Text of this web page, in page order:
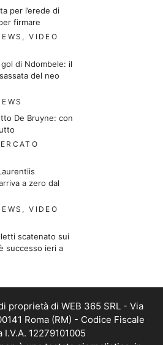
per l’erede di
firmare
,VIDEO
di Ndombele: il
del neo
De Bruyne: con
a zero dal
,VIDEO
scatenato sui
successo ieri a
proprietà di WEB 365 SRL - Via
Roma (RM) - Codice Fiscale
I.V.A. 12279101005